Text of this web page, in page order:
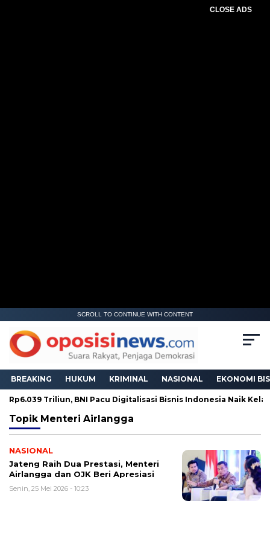
CLOSE ADS
SCROLL TO CONTINUE WITH CONTENT
BREAKING HUKUM KRIMINAL NASIONAL EKONOMI
Triliun, BNI Pacu Digitalisasi Bisnis Indonesia Naik Kelas
Topik Menteri Airlangga
NASIONAL
Jateng Raih Dua Prestasi, Menteri
Airlangga dan OJK Beri Apresiasi
Senin, 25 Mei 2026 - 10:23